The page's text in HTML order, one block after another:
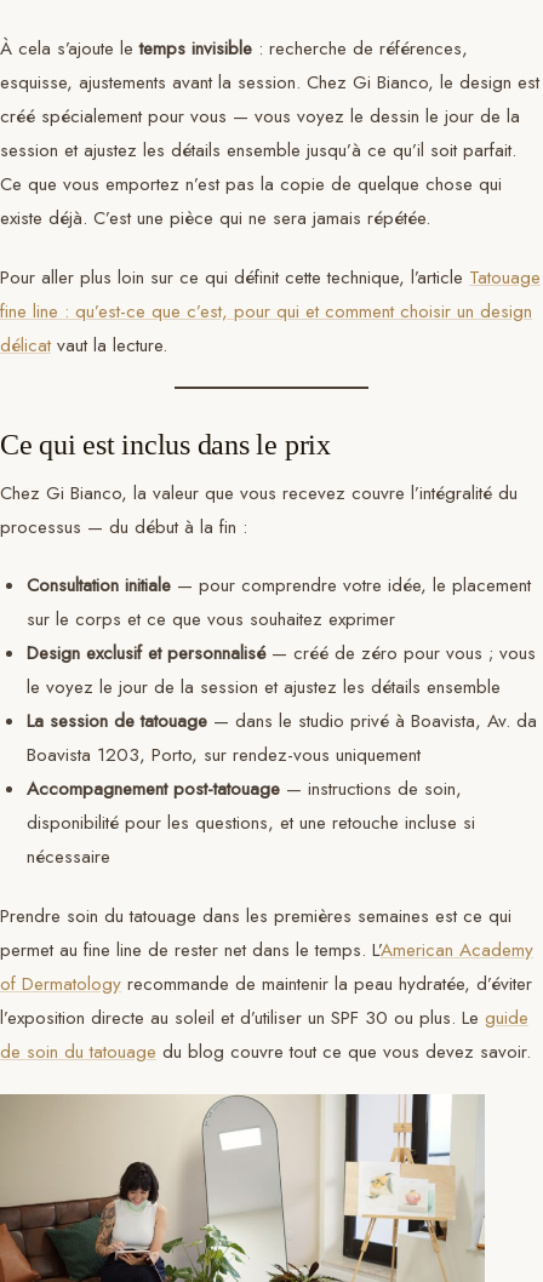
À cela s’ajoute letemps invisible : recherche de références,
esquisse, ajustements avant la session. Chez Gi Bianco, le design est
créé spécialement pour vous — vous voyez le dessin le jour de la
session et ajustez les détails ensemble jusqu’à ce qu’il soit parfait.
Ce que vous emportez n’est pas la copie de quelque chose qui
existe déjà. C’est une pièce qui ne sera jamais répétée.
Pour aller plus loin sur ce qui définit cette technique, l’article Tatouage
fine line : qu’est-ce que c’est, pour qui et comment choisir un design
délicatvaut la lecture.
Ce qui est inclus dans le prix
Chez Gi Bianco, la valeur que vous recevez couvre l’intégralité du
processus — du début à la fin :
Consultation initiale — pour comprendre votre idée, le placement
sur le corps et ce que vous souhaitez exprimer
Design exclusif et personnalisé— créé de zéro pour vous ; vous
le voyez le jour de la session et ajustez les détails ensemble
La session de tatouage — dans le studio privé à Boavista, Av. da
Boavista 1203, Porto, sur rendez-vous uniquement
Accompagnement post-tatouage — instructions de soin,
disponibilité pour les questions, et une retouche incluse si
nécessaire
Prendre soin du tatouage dans les premières semaines est ce qui
permet au fine line de rester net dans le temps. L’American Academy
of Dermatology recommande de maintenir la peau hydratée, d’éviter
l’exposition directe au soleil et d’utiliser un SPF 30 ou plus. Le guide
de soin du tatouage du blog couvre tout ce que vous devez savoir.